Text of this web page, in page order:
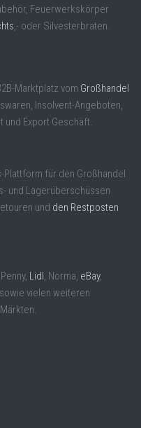
Feuerwerkskörper
,- oder Silvesterbraten.
Marktplatz vom Großhandel
Insolvent-Angeboten,
und Export Geschäft.
für den Großhandel
und Lagerüberschüssen
und den Restposten
Lidl , Norma, eBay,
sowie vielen weiteren